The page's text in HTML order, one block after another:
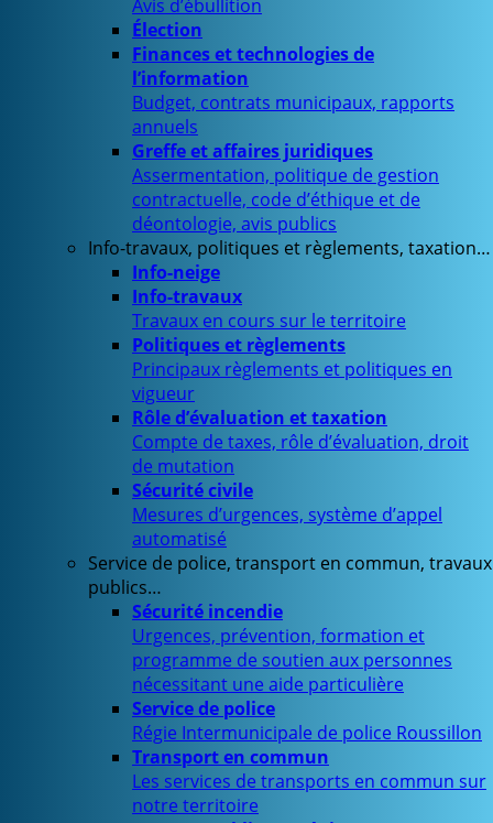
Avis d’ébullition
Élection
Finances et technologies de
l’information
Budget, contrats municipaux, rapports
annuels
Greffe et affaires juridiques
Assermentation, politique de gestion
contractuelle, code d’éthique et de
déontologie, avis publics
Info-travaux, politiques et règlements, taxation…
Info-neige
Info-travaux
Travaux en cours sur le territoire
Politiques et règlements
Principaux règlements et politiques en
vigueur
Rôle d’évaluation et taxation
Compte de taxes, rôle d’évaluation, droit
de mutation
Sécurité civile
Mesures d’urgences, système d’appel
automatisé
Service de police, transport en commun, travaux
publics…
Sécurité incendie
Urgences, prévention, formation et
programme de soutien aux personnes
nécessitant une aide particulière
Service de police
Régie Intermunicipale de police Roussillon
Transport en commun
Les services de transports en commun sur
notre territoire